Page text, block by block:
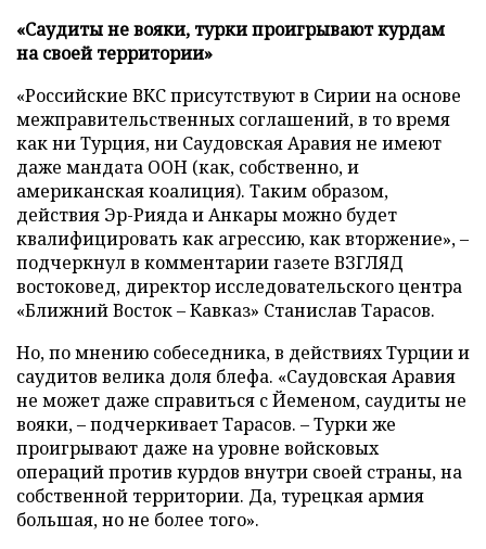
«Саудиты не вояки, турки проигрывают курдам
на своей территории»
«Российские ВКС присутствуют в Сирии на основе
межправительственных соглашений, в то время
как ни Турция, ни Саудовская Аравия не имеют
даже мандата ООН (как, собственно, и
американская коалиция). Таким образом,
действия Эр-Рияда и Анкары можно будет
квалифицировать как агрессию, как вторжение», –
подчеркнул в комментарии газете ВЗГЛЯД
востоковед, директор исследовательского центра
«Ближний Восток – Кавказ» Станислав Тарасов.
Но, по мнению собеседника, в действиях Турции и
саудитов велика доля блефа. «Саудовская Аравия
не может даже справиться с Йеменом, саудиты не
вояки, – подчеркивает Тарасов. – Турки же
проигрывают даже на уровне войсковых
операций против курдов внутри своей страны, на
собственной территории. Да, турецкая армия
большая, но не более того».